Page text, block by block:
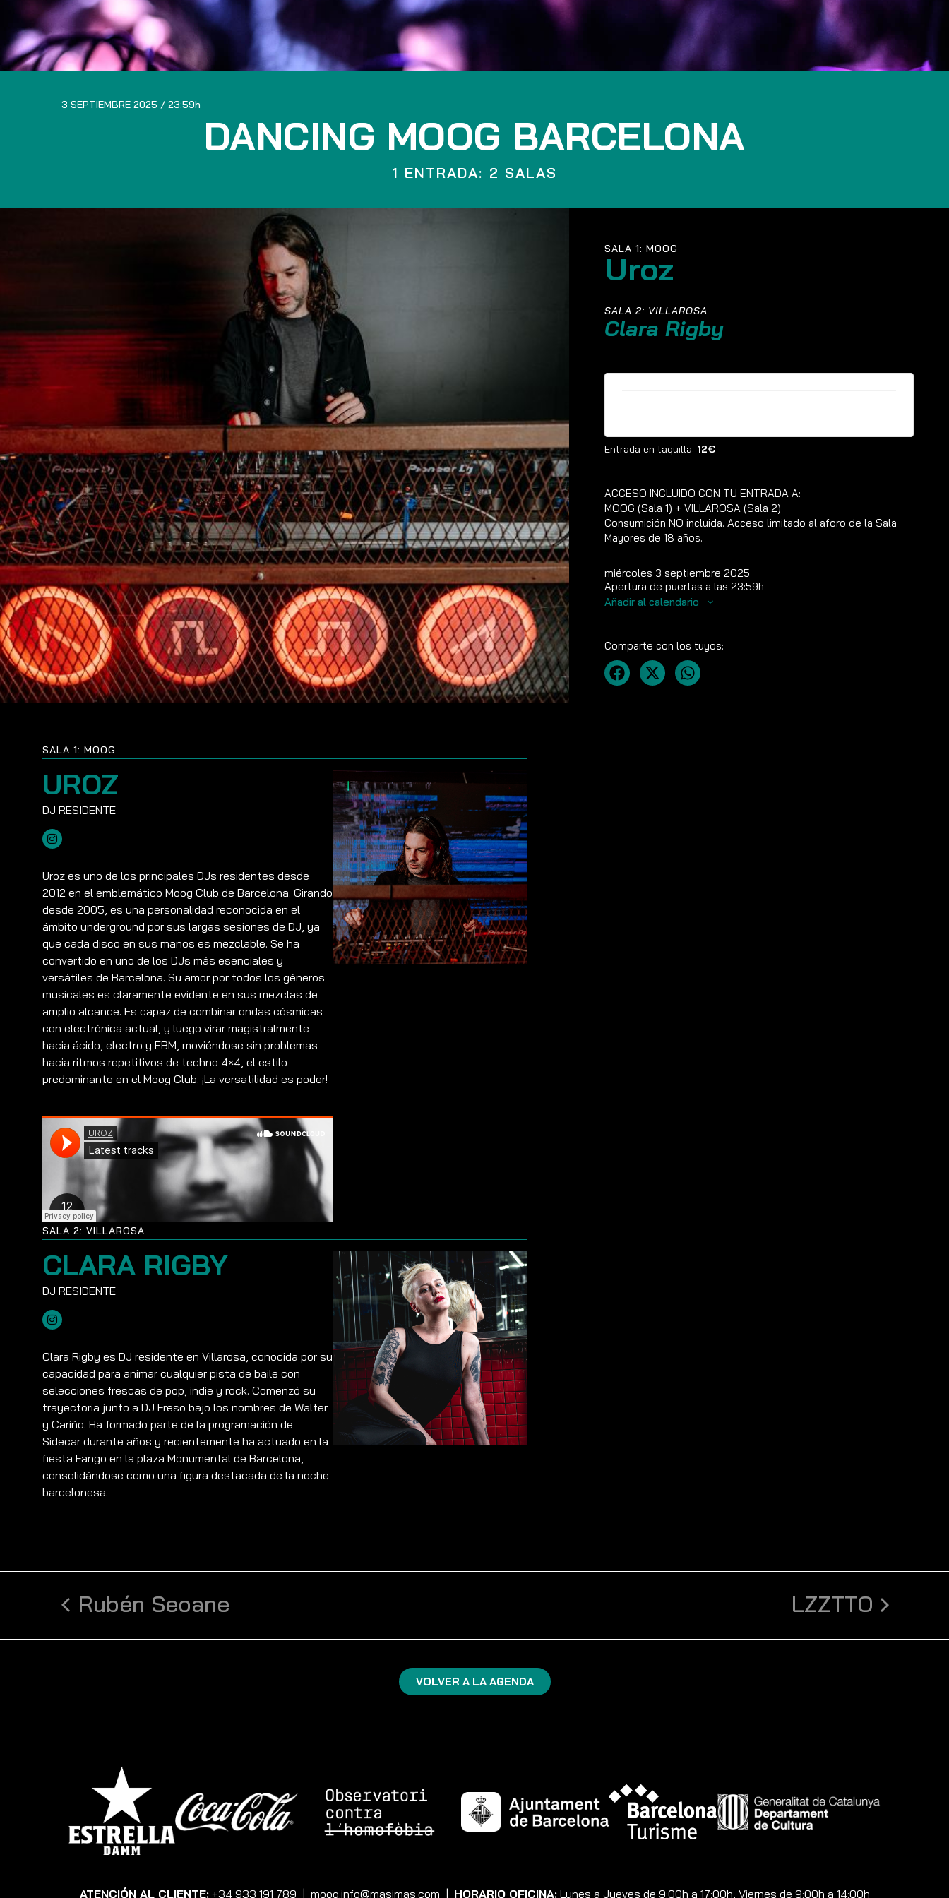
3 SEPTIEMBRE 2025 23:59
DANCING MOOG BARCELONA
1 ENTRADA: 2 SALAS
SALA 1: MOOG
UROZ
Uroz es uno de los principales DJs residentes desde
2012 en el emblemático Moog Club de Barcelona. Girando
desde 2005, es una personalidad reconocida en el
ámbito underground por sus largas sesiones de DJ, ya
que cada disco en sus manos es mezclable. Se ha
convertido en uno de los DJs más esenciales y
versátiles de Barcelona. Su amor por todos los géneros
musicales es claramente evidente en sus mezclas de
amplio alcance. Es capaz de combinar ondas cósmicas
con electrónica actual, y luego virar magistralmente
hacia ácido, electro y EBM, moviéndose sin problemas
hacia ritmos repetitivos de techno 4×4, el estilo
predominante en el Moog Club. ¡La versatilidad es poder!
SALA 2: VILLAROSA
CLARA RIGBY
Clara Rigby es DJ residente en Villarosa, conocida por su
capacidad para animar cualquier pista de baile con
selecciones frescas de pop, indie y rock. Comenzó su
trayectoria junto a DJ Freso bajo los nombres de Walter
y Cariño. Ha formado parte de la programación de
Sidecar durante años y recientemente ha actuado en la
fiesta Fango en la plaza Monumental de Barcelona,
consolidándose como una figura destacada de la noche
barcelonesa.
SALA 1: MOOG
Uroz
SALA 2: VILLAROSA
Clara Rigby
Entrada en taquilla: 12€
ACCESO INCLUIDO CON TU ENTRADA A:
MOOG (Sala 1) + VILLAROSA (Sala 2)
Consumición NO incluida. Acceso limitado al aforo de la Sala
Mayores de 18 años.
miércoles 3 septiembre 2025
Apertura de puertas a las 23:59h
Añadir al calendario
Comparte con los tuyos:
Rubén Seoane LZZTTO
VOLVER A LA AGENDA
ATENCIÓN AL CLIENTE: +34 933 191 789 moog.info@masimas.com HORARIO OFICINA:Lunes a Jueves de 9:00h a 17:00h, Viernes de 9:00h a 14:00h